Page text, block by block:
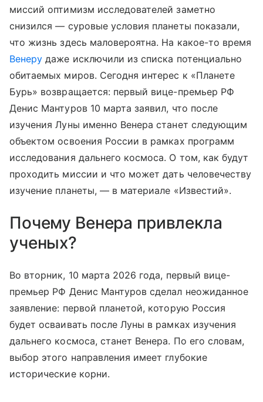
миссий оптимизм исследователей заметно
снизился — суровые условия планеты показали,
что жизнь здесь маловероятна. На какое-то время
Венеру даже исключили из списка потенциально
обитаемых миров. Сегодня интерес к «Планете
Бурь» возвращается: первый вице-премьер РФ
Денис Мантуров 10 марта заявил, что после
изучения Луны именно Венера станет следующим
объектом освоения России в рамках программ
исследования дальнего космоса. О том, как будут
проходить миссии и что может дать человечеству
изучение планеты, — в материале «Известий».
Почему Венера привлекла
ученых?
Во вторник, 10 марта 2026 года, первый вице-
премьер РФ Денис Мантуров сделал неожиданное
заявление: первой планетой, которую Россия
будет осваивать после Луны в рамках изучения
дальнего космоса, станет Венера. По его словам,
выбор этого направления имеет глубокие
исторические корни.